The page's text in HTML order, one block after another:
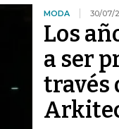
MODA 30/07/
Los
a ser
través